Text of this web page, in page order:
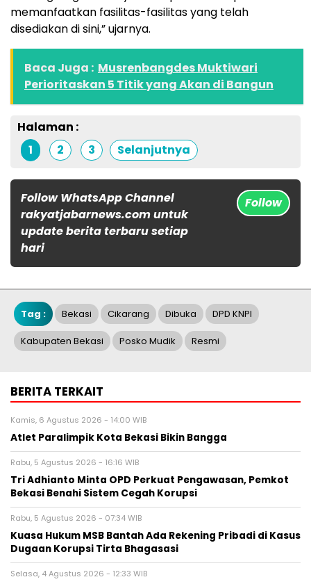
memanfaatkan fasilitas-fasilitas yang telah
disediakan di sini,” ujarnya.
Baca Juga : Musrenbangdes Muktiwari
Perioritaskan 5 Titik yang Akan di Bangun
Halaman :
1
2 3 Selanjutnya
Follow WhatsApp Channel
rakyatjabarnews.com untuk
update berita terbaru setiap
hari
Follow
Tag : Bekasi Cikarang Dibuka DPD KNPI
Kabupaten Bekasi Posko Mudik Resmi
BERITA TERKAIT
Kamis, 6 Agustus 2026 - 14:00 WIB
Atlet Paralimpik Kota Bekasi Bikin Bangga
Rabu, 5 Agustus 2026 - 16:16 WIB
Tri Adhianto Minta OPD Perkuat Pengawasan, Pemkot
Bekasi Benahi Sistem Cegah Korupsi
Rabu, 5 Agustus 2026 - 07:34 WIB
Kuasa Hukum MSB Bantah Ada Rekening Pribadi di Kasus
Dugaan Korupsi Tirta Bhagasasi
Selasa, 4 Agustus 2026 - 12:33 WIB